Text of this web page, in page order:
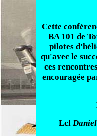
Cette
BA 101 de
pilotes
qu'avec le
ces
encouragée
Lcl